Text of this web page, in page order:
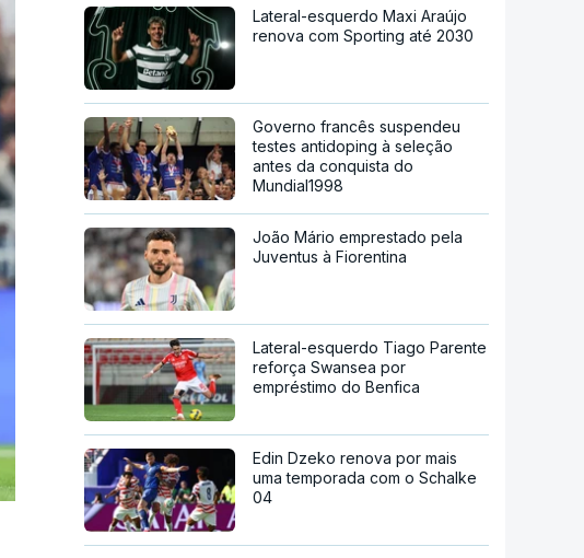
Lateral-esquerdo Maxi Araújo
renova com Sporting até 2030
Governo francês suspendeu
testes antidoping à seleção
antes da conquista do
Mundial1998
João Mário emprestado pela
Juventus à Fiorentina
Lateral-esquerdo Tiago Parente
reforça Swansea por
empréstimo do Benfica
Edin Dzeko renova por mais
uma temporada com o Schalke
04